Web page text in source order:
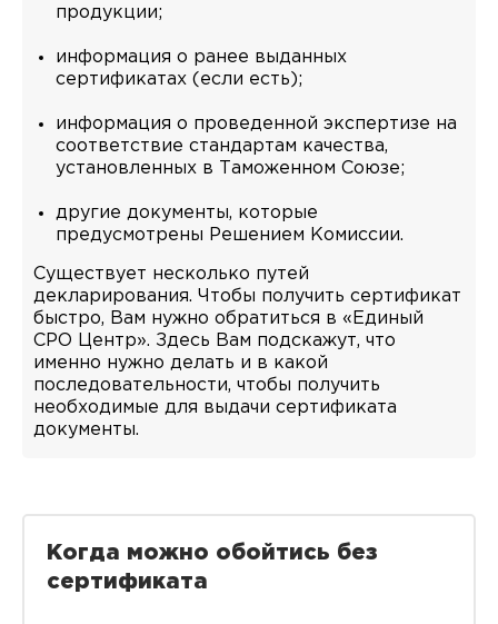
продукции;
информация о ранее выданных
сертификатах (если есть);
информация о проведенной экспертизе на
соответствие стандартам качества,
установленных в Таможенном Союзе;
другие документы, которые
предусмотрены Решением Комиссии.
Существует несколько путей
декларирования. Чтобы получить сертификат
быстро, Вам нужно обратиться в «Единый
СРО Центр». Здесь Вам подскажут, что
именно нужно делать и в какой
последовательности, чтобы получить
необходимые для выдачи сертификата
документы.
Когда можно обойтись без
сертификата